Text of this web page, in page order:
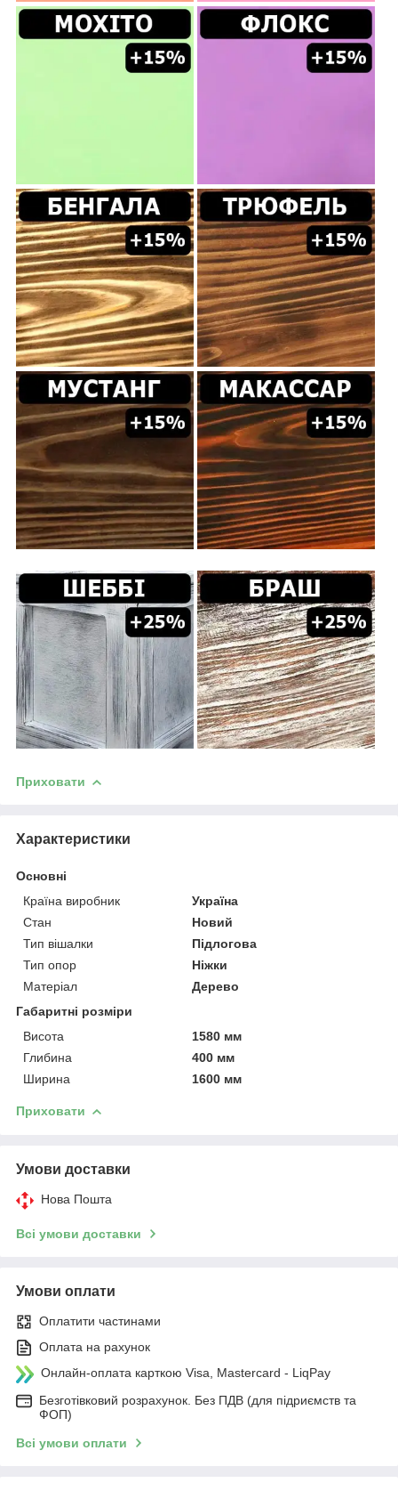
Приховати
Характеристики
Основні
Країна виробник
Україна
Стан
Новий
Тип вішалки
Підлогова
Тип опор
Ніжки
Матеріал
Дерево
Габаритні розміри
Висота
1580 мм
Глибина
400 мм
Ширина
1600 мм
Приховати
Умови доставки
Нова Пошта
Всі умови доставки
Умови оплати
Оплатити частинами
Оплата на рахунок
Онлайн-оплата карткою Visa, Mastercard - LiqPay
Безготівковий розрахунок. Без ПДВ (для підриємств та
ФОП)
Всі умови оплати